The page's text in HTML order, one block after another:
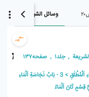
وسائل الشیعة ج۱ ص۱۳۷
جلد۱ , صفحه۱۳۷
اَلْمُطْلَقِ
3 - بَابُ نَجَاسَةِ اَلْمَاءِ
قِسْمٍ كَانَ اَلْمَاءُ